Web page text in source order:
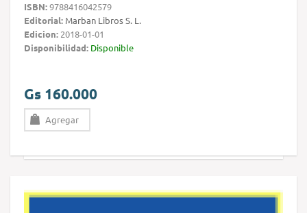
ISBN:9788416042579
Editorial: Marban Libros S. L.
Edicion: 2018-01-01
Disponibilidad: Disponible
Gs 160.000
Agregar